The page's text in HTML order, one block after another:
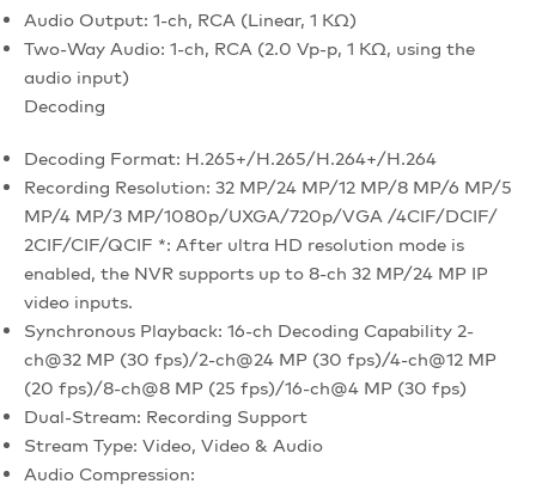
Audio Output: 1-ch, RCA (Linear, 1 KΩ)
Two-Way Audio: 1-ch, RCA (2.0 Vp-p, 1 KΩ, using the
audio input)
Decoding
Decoding Format: H.265+/H.265/H.264+/H.264
Recording Resolution: 32 MP/24 MP/12 MP/8 MP/6 MP/5
MP/4 MP/3 MP/1080p/UXGA/720p/VGA /4CIF/DCIF/
2CIF/CIF/QCIF *: After ultra HD resolution mode is
enabled, the NVR supports up to 8-ch 32 MP/24 MP IP
video inputs.
Synchronous Playback: 16-ch Decoding Capability 2-
ch@32 MP (30 fps)/2-ch@24 MP (30 fps)/4-ch@12 MP
(20 fps)/8-ch@8 MP (25 fps)/16-ch@4 MP (30 fps)
Dual-Stream: Recording Support
Stream Type: Video, Video & Audio
Audio Compression: